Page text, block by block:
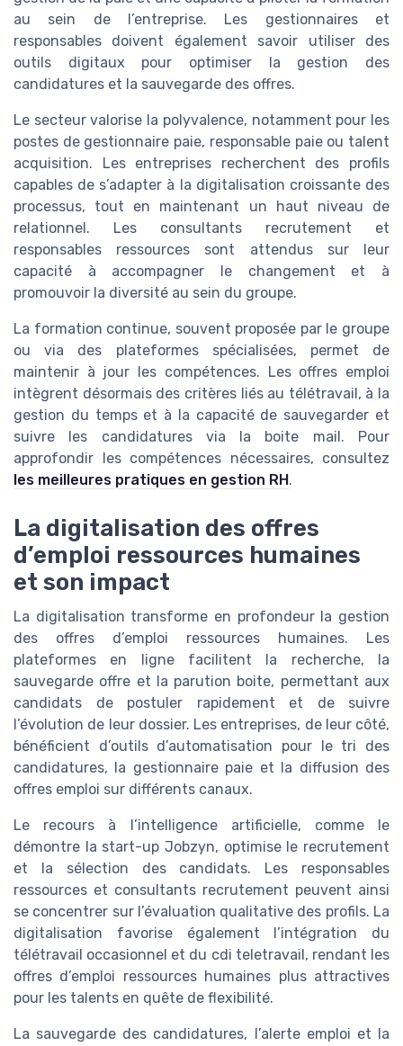
au sein de l’entreprise. Les gestionnaires et
responsables doivent également savoir utiliser des
outils digitaux pour optimiser la gestion des
candidatures et la sauvegarde des offres.
Le secteur valorise la polyvalence, notamment pour les
postes de gestionnaire paie, responsable paie ou talent
acquisition. Les entreprises recherchent des profils
capables de s’adapter à la digitalisation croissante des
processus, tout en maintenant un haut niveau de
relationnel. Les consultants recrutement et
responsables ressources sont attendus sur leur
capacité à accompagner le changement et à
promouvoir la diversité au sein du groupe.
La formation continue, souvent proposée par le groupe
ou via des plateformes spécialisées, permet de
maintenir à jour les compétences. Les offres emploi
intègrent désormais des critères liés au télétravail, à la
gestion du temps et à la capacité de sauvegarder et
suivre les candidatures via la boite mail. Pour
approfondir les compétences nécessaires, consultez
les meilleures pratiques en gestion RH .
La digitalisation des offres
d’emploi ressources humaines
et son impact
La digitalisation transforme en profondeur la gestion
des offres d’emploi ressources humaines. Les
plateformes en ligne facilitent la recherche, la
sauvegarde offre et la parution boite, permettant aux
candidats de postuler rapidement et de suivre
l’évolution de leur dossier. Les entreprises, de leur côté,
bénéficient d’outils d’automatisation pour le tri des
candidatures, la gestionnaire paie et la diffusion des
offres emploi sur différents canaux.
Le recours à l’intelligence artificielle, comme le
démontre la start-up Jobzyn, optimise le recrutement
et la sélection des candidats. Les responsables
ressources et consultants recrutement peuvent ainsi
se concentrer sur l’évaluation qualitative des profils. La
digitalisation favorise également l’intégration du
télétravail occasionnel et du cdi teletravail, rendant les
offres d’emploi ressources humaines plus attractives
pour les talents en quête de flexibilité.
La sauvegarde des candidatures, l’alerte emploi et la